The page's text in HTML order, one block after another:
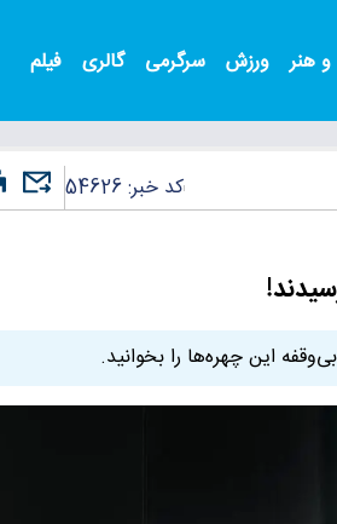
هنر ورزش سرگرمی گالری فیلم
کد خبر:54626
این چهره‌ها را بخوانید.